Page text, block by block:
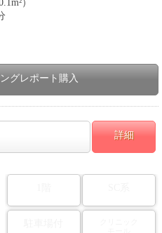
）
グレポート購入
詳細